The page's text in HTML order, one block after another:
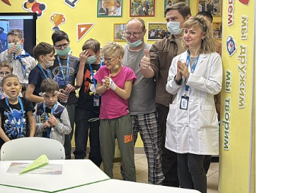
воспитательных практик «Классный
час в школьном музее» 22 марта –
13 мая 2022 г.
Виртуальные туры школьных
музеев
Тематические выставки
Образовательные программы
Смены во Всероссийских Детских
центрах
Молодежный историко-культурный
форум «Истоки»